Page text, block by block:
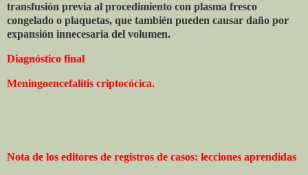
transfusión previa al procedimiento con plasma fresco
congelado o plaquetas, que también pueden causar daño por
expansión innecesaria del volumen.
Diagnóstico final
Meningoencefalitis criptocócica.
Nota de los editores de registros de casos: lecciones aprendidas